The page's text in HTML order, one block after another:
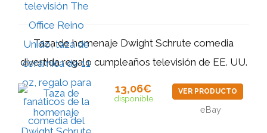
Taza de homenaje Dwight Schrute comedia
divertida regalo cumpleaños televisión de EE. UU.
13,06€
disponible
VER PRODUCTO
eBay